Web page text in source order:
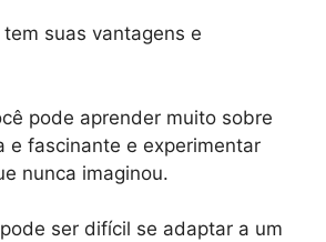
suas vantagens e
pode aprender muito sobre
e fascinante e experimentar
nunca imaginou.
ser difícil se adaptar a um